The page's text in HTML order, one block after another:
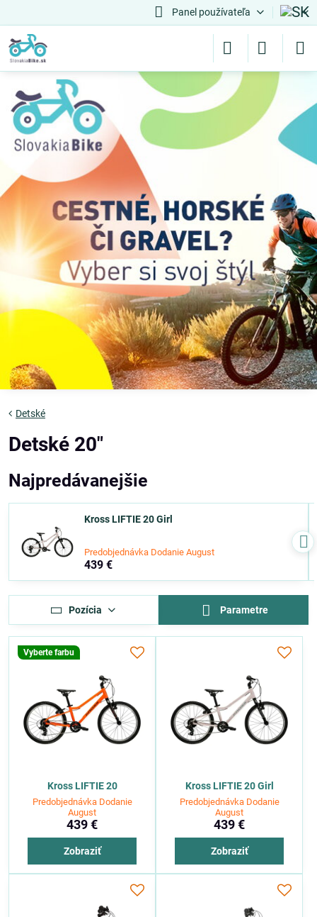
Panel používateľa
Detské
Detské 20"
Najpredávanejšie
Kross LIFTIE 20 Girl
Predobjednávka Dodanie August
439 €
Pozícia Parametre
Vyberte farbu
Kross LIFTIE 20
Predobjednávka Dodanie
August
439 €
Zobraziť
Kross LIFTIE 20 Girl
Predobjednávka Dodanie
August
439 €
Zobraziť